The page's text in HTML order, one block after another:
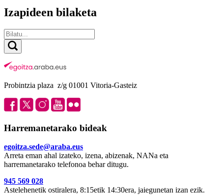
Izapideen bilaketa
Probintzia plaza z/g 01001 Vitoria-Gasteiz
Harremanetarako bideak
egoitza.sede@araba.eus
Arreta eman ahal izateko, izena, abizenak, NANa eta
harremanetarako telefonoa behar ditugu.
945 569 028
Astelehenetik ostiralera, 8:15etik 14:30era, jaiegunetan izan ezik.